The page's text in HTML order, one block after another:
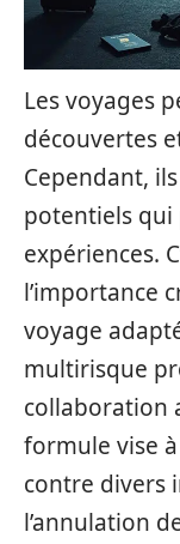
Les voyages
découvertes
Cependant,
potentiels
expériences.
l’importance
voyage
multirisque
collaboration
formule vise
contre divers
l’annulation